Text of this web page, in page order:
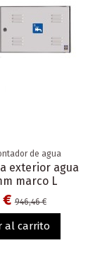
de agua
exterior agua
marco L
€946,46 €
al carrito